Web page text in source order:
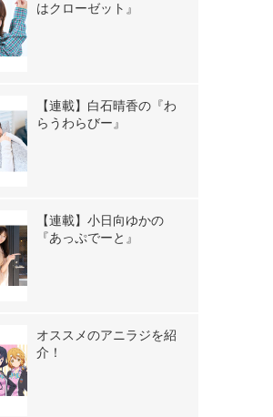
はクローゼット』
【連載】白石晴香の『わ
らうわらびー』
【連載】小日向ゆかの
『あっぷでーと』
オススメのアニラジを紹
介！